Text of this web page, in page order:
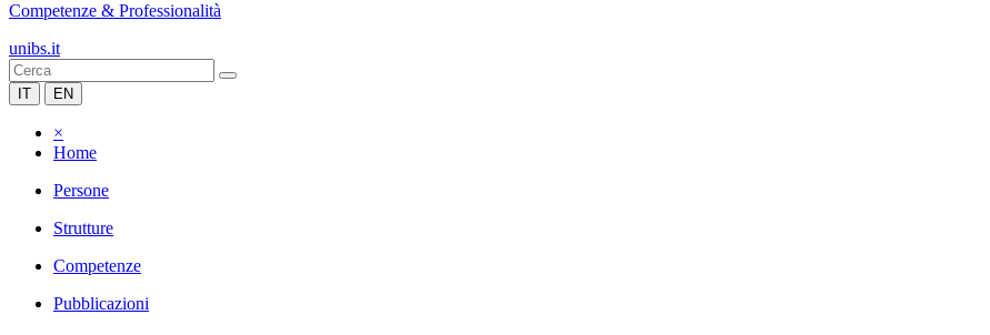
Competenze & Professionalità
unibs.it
IT EN
×
Home
Persone
Strutture
Competenze
Pubblicazioni